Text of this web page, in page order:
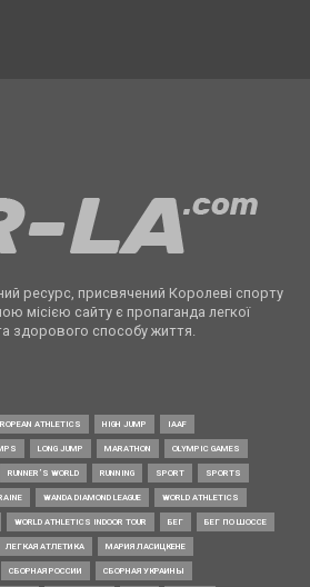
ресурс, присвячений Королеві спорту
місією сайту є пропаганда легкої
здорового способу життя.
ATHLETICS HIGH JUMP IAAF
LONG JUMP MARATHON OLYMPIC GAMES
RUNNER’S WORLD RUNNING SPORT SPORTS
WANDA DIAMOND LEAGUE WORLD ATHLETICS
WORLD ATHLETICS INDOOR TOUR БЕГ БЕГ ПО ШОССЕ
ЛЕГКАЯ АТЛЕТИКА МАРИЯ ЛАСИЦКЕНЕ
СБОРНАЯ РОССИИ СБОРНАЯ УКРАИНЫ